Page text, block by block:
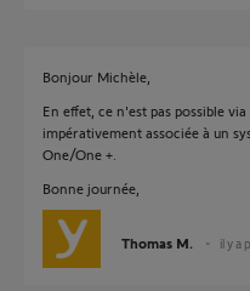
Bonjour Michèle,
En effet, ce n'est pas possible
impérativement associée à un
One/One +.
Bonne journée,
Thomas M. il y a